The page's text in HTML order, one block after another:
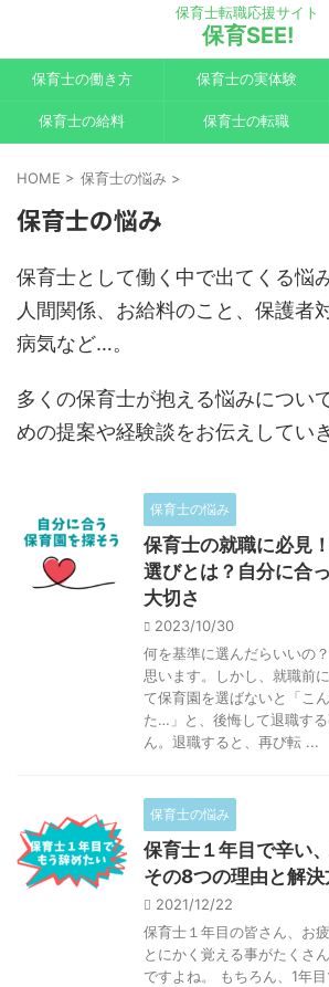
保育士転職応援サイト
保育SEE!
保育士の働き方 保育士の実体験
保育士の給料 保育士の転職
HOME > 保育士の悩み >
保育士の悩み
保育士として働く中で出てくる悩み
人間関係、お給料のこと、保護者
病気など…。
多くの保育士が抱える悩みについ
めの提案や経験談をお伝えしてい
保育士の悩み
保育士の就職に必見
選びとは？自分に合
大切さ
2023/10/30
何を基準に選んだらいいの
思います。しかし、就職前
て保育園を選ばないと「こ
た…」と、後悔して退職す
ん。退職すると、再び転 ...
保育士の悩み
保育士１年目で辛い
その8つの理由と解決
2021/12/22
保育士１年目の皆さん、お
とにかく覚える事がたくさ
ですよね。 もちろん、1年